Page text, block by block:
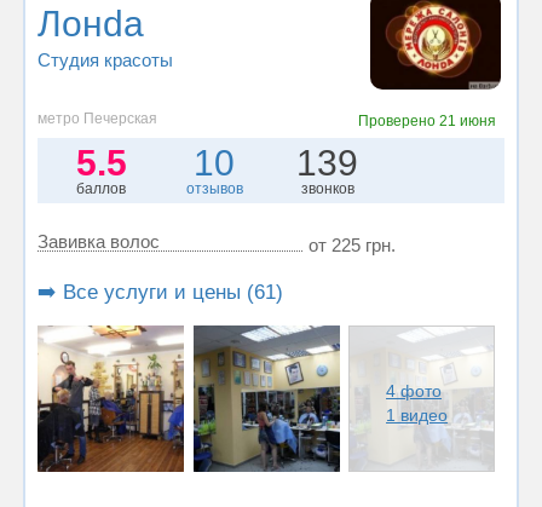
Лонdа
Студия красоты
метро Печерская Проверено 21 июня
5.5
баллов
10
отзывов
139
звонков
Завивка волос от 225 грн.
➡️ Все услуги и цены (61)
4 фото
1 видео